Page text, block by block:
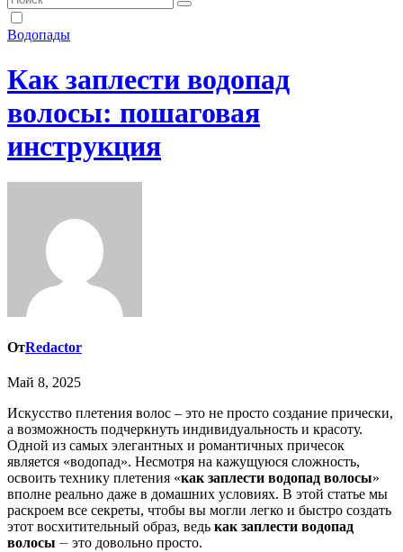
Водопады
Как заплести водопад
волосы: пошаговая
инструкция
ОтRedactor
Май 8, 2025
Искусство плетения волос – это не просто создание прически,
а возможность подчеркнуть индивидуальность и красоту.
Одной из самых элегантных и романтичных причесок
является «водопад». Несмотря на кажущуюся сложность,
освоить технику плетения «как заплести водопад волосы»
вполне реально даже в домашних условиях. В этой статье мы
раскроем все секреты, чтобы вы могли легко и быстро создать
этот восхитительный образ, ведь как заплести водопад
волосы ⏤ это довольно просто.